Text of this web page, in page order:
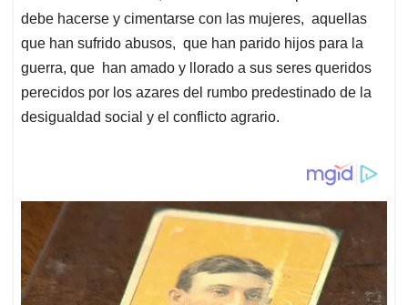
debe hacerse y cimentarse con las mujeres, aquellas
que han sufrido abusos, que han parido hijos para la
guerra, que han amado y llorado a sus seres queridos
perecidos por los azares del rumbo predestinado de la
desigualdad social y el conflicto agrario.